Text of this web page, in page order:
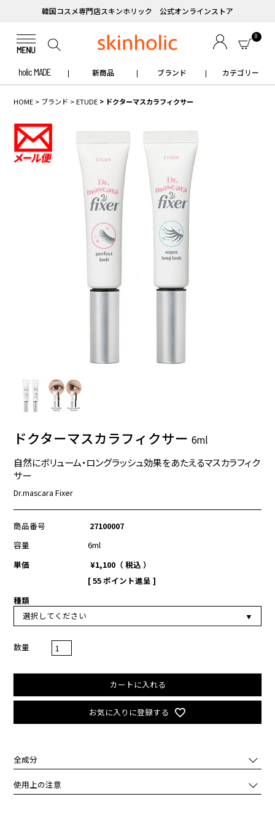
韓国コスメ専門店スキンホリック 公式オンラインストア
0
holic MADE 新商品 ブランド カテゴリー
HOME ブランド ETUDE ドクターマスカラフィクサー
ドクターマスカラフィクサー6ml
自然にボリューム・ロングラッシュ効果をあたえるマスカラフィク
サー
Dr.mascara Fixer
商品番号
27100007
容量
6ml
単価
¥1,100
税込
[55ポイント進呈 ]
種類
お気に入りに登録する
カートに入れる
全成分
・スーパーロングラッシュ：イソドデカン （パルミチン酸／エチル
ヘキサン酸）デキストリン （アクリル酸ブチル／アクリル酸ヒドロ
使用上の注意